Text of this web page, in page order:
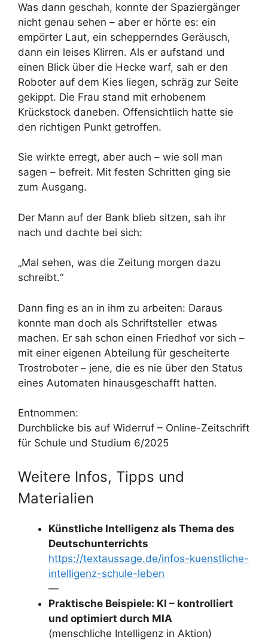
Was dann geschah, konnte der Spaziergänger
nicht genau sehen – aber er hörte es: ein
empörter Laut, ein schepperndes Geräusch,
dann ein leises Klirren. Als er aufstand und
einen Blick über die Hecke warf, sah er den
Roboter auf dem Kies liegen, schräg zur Seite
gekippt. Die Frau stand mit erhobenem
Krückstock daneben. Offensichtlich hatte sie
den richtigen Punkt getroffen.
Sie wirkte erregt, aber auch – wie soll man
sagen – befreit. Mit festen Schritten ging sie
zum Ausgang.
Der Mann auf der Bank blieb sitzen, sah ihr
nach und dachte bei sich:
„Mal sehen, was die Zeitung morgen dazu
schreibt.“
Dann fing es an in ihm zu arbeiten: Daraus
konnte man doch als Schriftsteller etwas
machen. Er sah schon einen Friedhof vor sich –
mit einer eigenen Abteilung für gescheiterte
Trostroboter – jene, die es nie über den Status
eines Automaten hinausgeschafft hatten.
Entnommen:
Durchblicke bis auf Widerruf – Online-Zeitschrift
für Schule und Studium 6/2025
Weitere Infos, Tipps und
Materialien
Künstliche Intelligenz als Thema des
Deutschunterrichts
https://textaussage.de/infos-kuenstliche-
intelligenz-schule-leben
—
Praktische Beispiele: KI – kontrolliert
und optimiert durch MIA
(menschliche Intelligenz in Aktion)